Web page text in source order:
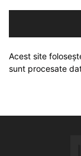
Acest site
sunt procesate